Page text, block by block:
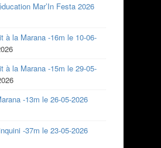
Mar’In Festa 2026
à la Marana -16m le 10-06-
à la Marana -15m le 29-05-
-13m le 26-05-2026
-37m le 23-05-2026